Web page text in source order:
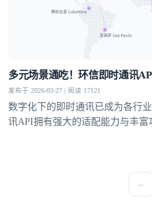
多元场景通吃！环信即时通讯
发布于 2026-03-27 | 阅读 17121
数字化下的即时通讯已成为各行
讯API拥有强大的适配能力与丰
←